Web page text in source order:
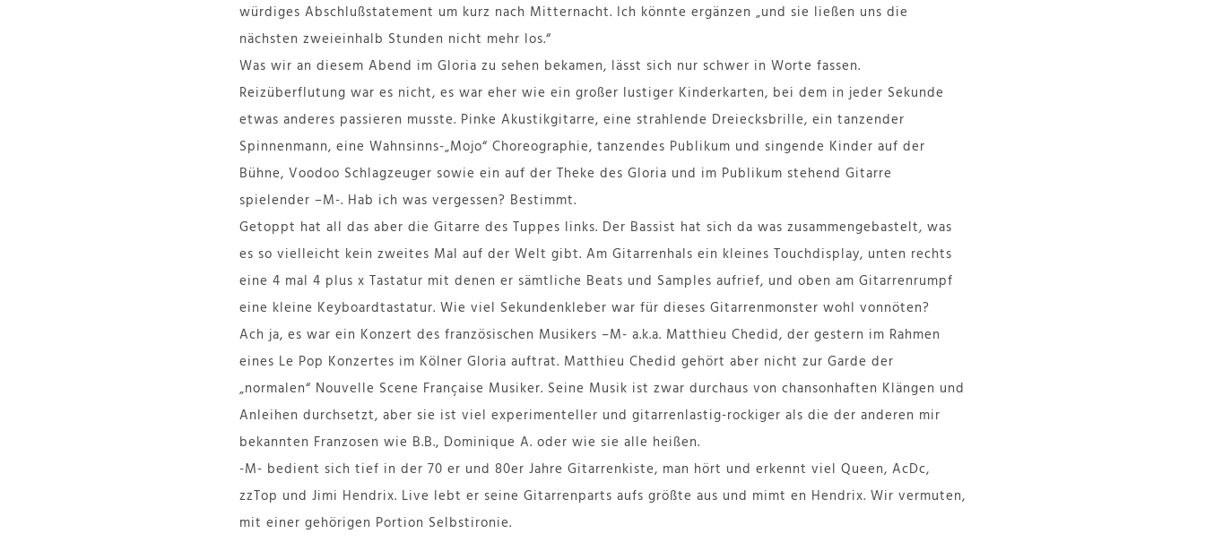
würdiges Abschlußstatement um kurz nach Mitternacht. Ich könnte ergänzen „und sie ließen uns die
nächsten zweieinhalb Stunden nicht mehr los.“
Was wir an diesem Abend im Gloria zu sehen bekamen, lässt sich nur schwer in Worte fassen.
Reizüberflutung war es nicht, es war eher wie ein großer lustiger Kinderkarten, bei dem in jeder Sekunde
etwas anderes passieren musste. Pinke Akustikgitarre, eine strahlende Dreiecksbrille, ein tanzender
Spinnenmann, eine Wahnsinns-„Mojo“ Choreographie, tanzendes Publikum und singende Kinder auf der
Bühne, Voodoo Schlagzeuger sowie ein auf der Theke des Gloria und im Publikum stehend Gitarre
spielender –M-. Hab ich was vergessen? Bestimmt.
Getoppt hat all das aber die Gitarre des Tuppes links. Der Bassist hat sich da was zusammengebastelt, was
es so vielleicht kein zweites Mal auf der Welt gibt. Am Gitarrenhals ein kleines Touchdisplay, unten rechts
eine 4 mal 4 plus x Tastatur mit denen er sämtliche Beats und Samples aufrief, und oben am Gitarrenrumpf
eine kleine Keyboardtastatur. Wie viel Sekundenkleber war für dieses Gitarrenmonster wohl vonnöten?
Ach ja, es war ein Konzert des französischen Musikers –M- a.k.a. Matthieu Chedid, der gestern im Rahmen
eines Le Pop Konzertes im Kölner Gloria auftrat. Matthieu Chedid gehört aber nicht zur Garde der
„normalen“ Nouvelle Scene Française Musiker. Seine Musik ist zwar durchaus von chansonhaften Klängen und
Anleihen durchsetzt, aber sie ist viel experimenteller und gitarrenlastig-rockiger als die der anderen mir
bekannten Franzosen wie B.B., Dominique A. oder wie sie alle heißen.
-M- bedient sich tief in der 70 er und 80er Jahre Gitarrenkiste, man hört und erkennt viel Queen, AcDc,
zzTop und Jimi Hendrix. Live lebt er seine Gitarrenparts aufs größte aus und mimt en Hendrix. Wir vermuten,
mit einer gehörigen Portion Selbstironie.